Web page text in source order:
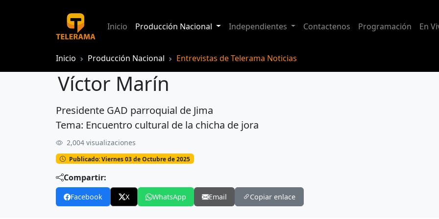
Inicio Producción Nacional Independientes Contactenos Programación En
Inicio Producción Nacional Entrevistas de Telerama Noticias
Víctor Marín
Víctor Marín
Presidente GAD parroquial de Jima
Tema: Encuentro cultural de la chicha de jora
2,004 visualizaciones
Publicado: Viernes 03 de Octubre de 2025
Compartir:
Facebook X WhatsApp Email Copiar enlace